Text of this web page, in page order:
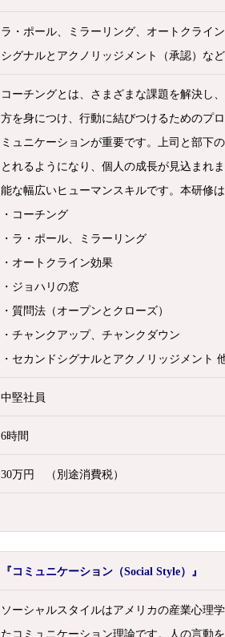
ラ・ポール、ミラーリング、オートクライ
シグナルとアクノリッジメント（承認）な
コーチングとは、さまざまな課題を解決し
方を身につけ、行動に結びつけるためのプ
ミュニケーションが重要です。上司と部下
とれるようになり、個人の成長が見込まれ
能な幅広いヒューマンスキルです。本研修
・コーチング
・ラ・ポール、ミラーリング
・オートクライン効果
・ジョハリの窓
・質問法（オープンとクローズ）
・チャンクアップ、チャンクダウン
・セカンドシグナルとアクノリッジメント
中堅社員
6時間
30万円 （別途消費税）
『コミュニケーション（Social Style）』
ソーシャルスタイルはアメリカの産業心理
たコミュニケーション理論です。人の言動